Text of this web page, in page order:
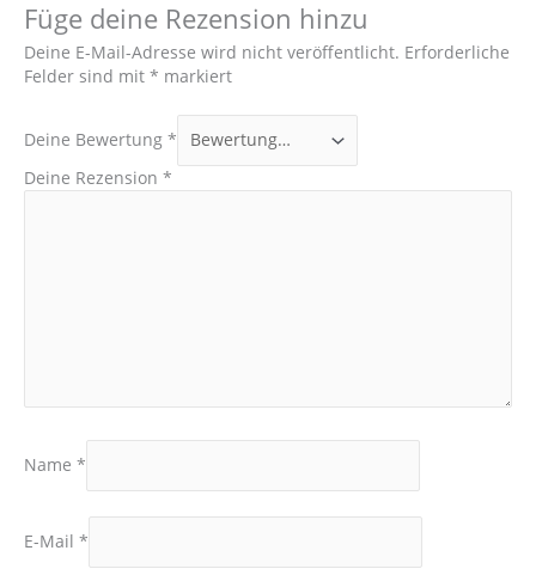
Füge deine Rezension hinzu
Deine E-Mail-Adresse wird nicht veröffentlicht. Erforderliche
Felder sind mit * markiert
Deine Bewertung *
Deine Rezension *
Name *
E-Mail *